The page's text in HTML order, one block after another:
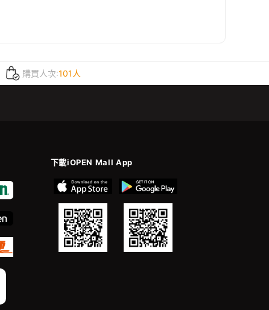
購買人次:101人
下載iOPEN Mall App